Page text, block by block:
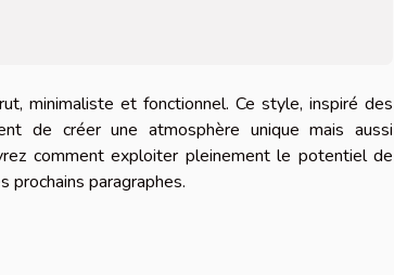
minimaliste et fonctionnel. Ce style, inspiré des
de créer une atmosphère unique mais aussi
comment exploiter pleinement le potentiel de
prochains paragraphes.